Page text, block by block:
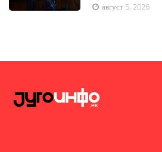
август 5, 2026